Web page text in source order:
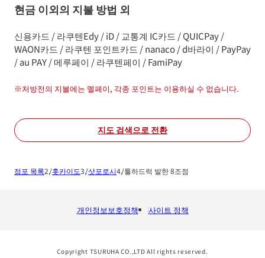
현금 이외의 지불 방법 외
신용카드 / 라쿠텐Edy / iD / 교통계 IC카드 / QUICPay /
WAON카드 / 라쿠텐 포인트카드 / nanaco / d바라이 / PayPay
/ au PAY / 메루페이 / 라쿠텐페이 / FamiPay
※처방전의 지불에는 멜페이, 각종 포인트는 이용하실 수 없습니다.
지도 검색으로 전환
점포 목록 홋카이도 삿포로시 툴하드럭 발한 8조점
개인정보보호정책 사이트 정책
Copyright TSURUHA CO.,LTD All rights reserved.